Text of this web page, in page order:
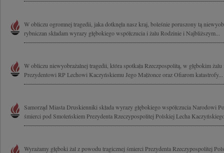
W obliczu ogromnej tragedii, jaka dotknęła nasz kraj, boleśnie poruszony tą
rybniczan składam wyrazy głębokiego współczucia i żalu Rodzinie i Najbliższym...
W obliczu niewyobrażalnej tragedii, która spotkała Rzeczpospolitą, w głębokim żalu
Prezydentowi RP Lechowi Kaczyńskiemu Jego Małżonce oraz Ofiarom katastrofy...
Samorząd Miasta Druskienniki składa wyrazy głębokiego współczucia Narodowi
śmierci pod Smoleńskiem Prezydenta Rzeczypospolitej Polskiej Lecha
Wyrażamy głęboki żal z powodu tragicznej śmierci Prezydenta Rzeczypospolitej